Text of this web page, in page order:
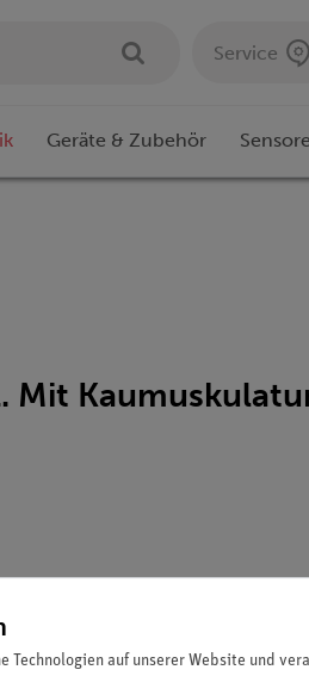
Service
Geräte & Zubehör
Mit
Technologien auf unserer Website und